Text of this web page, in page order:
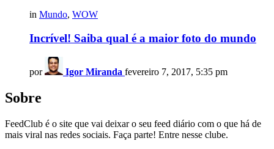
in Mundo, WOW
Incrível! Saiba qual é a maior foto do mundo
por Igor Miranda fevereiro 7, 2017, 5:35 pm
Sobre
FeedClub é o site que vai deixar o seu feed diário com o que há de
mais viral nas redes sociais. Faça parte! Entre nesse clube.